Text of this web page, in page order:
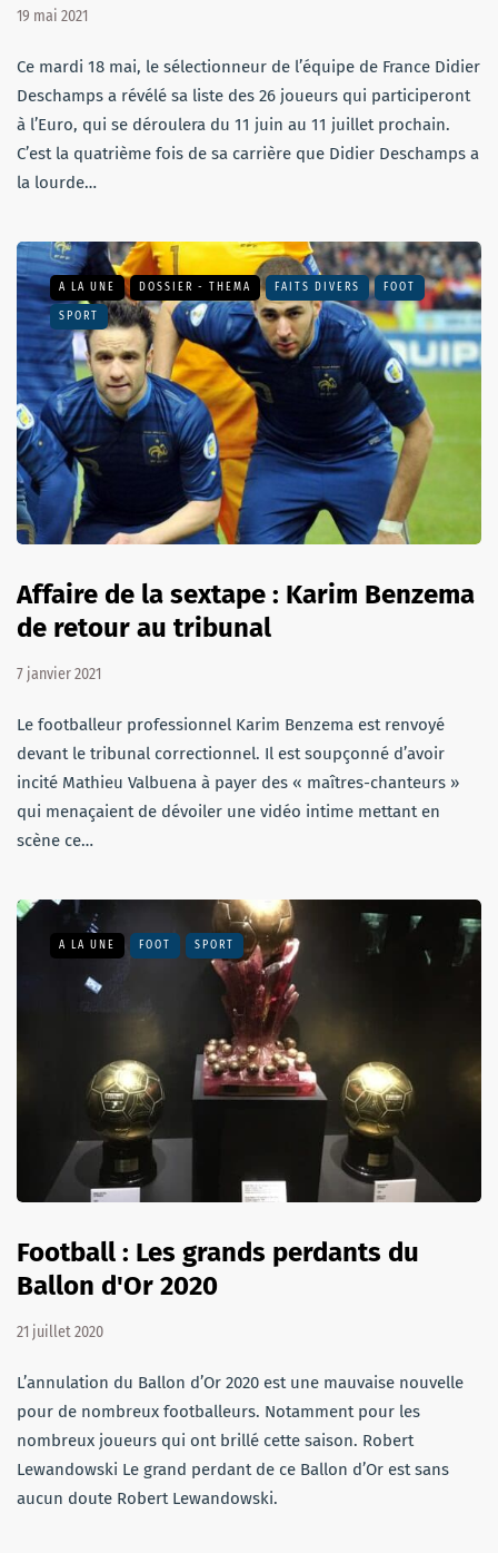
19 mai 2021
Ce mardi 18 mai, le sélectionneur de l’équipe de France Didier
Deschamps a révélé sa liste des 26 joueurs qui participeront
à l’Euro, qui se déroulera du 11 juin au 11 juillet prochain.
C’est la quatrième fois de sa carrière que Didier Deschamps a
la lourde…
A LA UNE DOSSIER - THEMA FAITS DIVERS FOOT
SPORT
Affaire de la sextape : Karim Benzema
de retour au tribunal
7 janvier 2021
Le footballeur professionnel Karim Benzema est renvoyé
devant le tribunal correctionnel. Il est soupçonné d’avoir
incité Mathieu Valbuena à payer des « maîtres-chanteurs »
qui menaçaient de dévoiler une vidéo intime mettant en
scène ce…
A LA UNE FOOT SPORT
Football : Les grands perdants du
Ballon d'Or 2020
21 juillet 2020
L’annulation du Ballon d’Or 2020 est une mauvaise nouvelle
pour de nombreux footballeurs. Notamment pour les
nombreux joueurs qui ont brillé cette saison. Robert
Lewandowski Le grand perdant de ce Ballon d’Or est sans
aucun doute Robert Lewandowski.